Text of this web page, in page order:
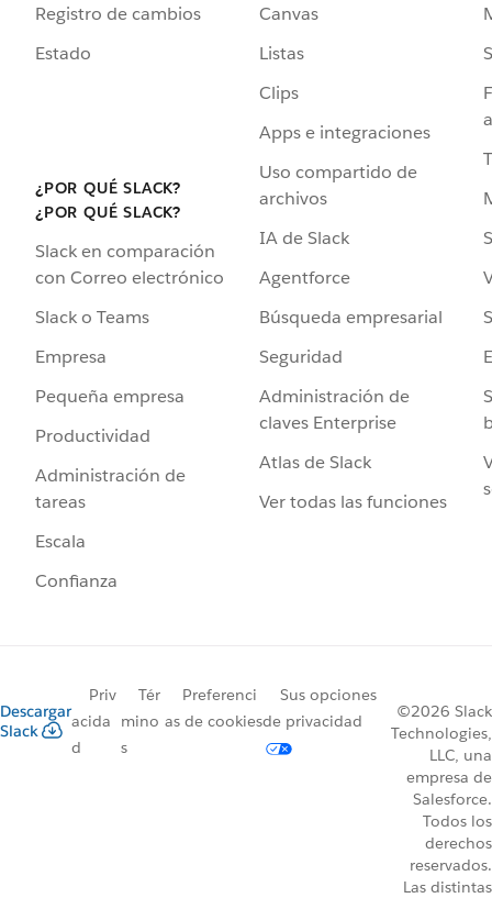
Registro de cambios
Estado
¿POR QUÉ SLACK?
¿POR QUÉ SLACK?
Slack en comparación
con Correo electrónico
Slack o Teams
Empresa
Pequeña empresa
Productividad
Administración de
tareas
Escala
Confianza
Canvas
Listas
Clips
Apps e integraciones
Uso compartido de
archivos
IA de Slack
Agentforce
Búsqueda empresarial
Seguridad
Administración de
claves Enterprise
Atlas de Slack
Ver todas las funciones
Descargar
Slack
Priv
acida
d
Tér
mino
s
Preferenci
as de cookies
Sus opciones
de privacidad
©2026 Slack
Technologies,
LLC, una
empresa de
Salesforce.
Todos los
derechos
reservados.
Las distintas